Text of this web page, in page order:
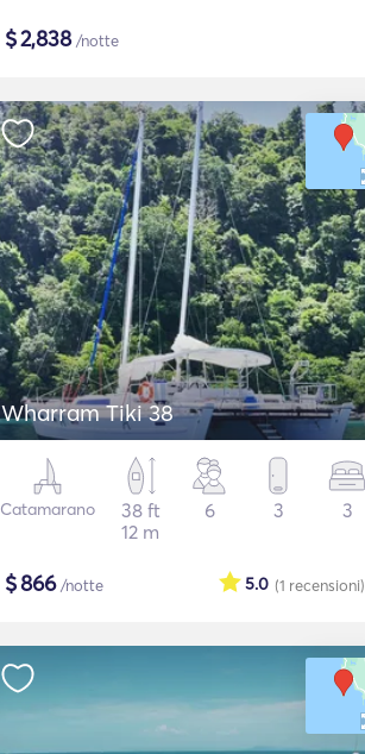
$2,838/notte
Wharram Tiki 38
Catamarano
38 ft
12 m
6 3 3
$866/notte (1 recensioni)
5.0